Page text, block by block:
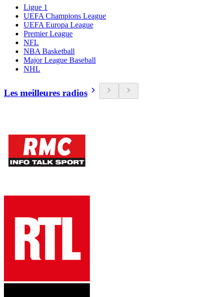
Ligue 1
UEFA Champions League
UEFA Europa League
Premier League
NFL
NBA Basketball
Major League Baseball
NHL
Les meilleures radios